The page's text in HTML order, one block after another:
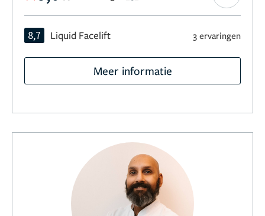
8,7 Liquid Facelift 3 ervaringen
Meer informatie